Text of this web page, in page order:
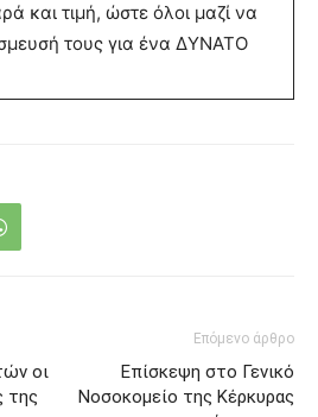
και τιμή, ώστε όλοι μαζί να
τους για ένα ΔΥΝΑΤΟ
οι
της
Επόμενο άρθρο
Επίσκεψη στο Γενικό
Νοσοκομείο της Κέρκυρας